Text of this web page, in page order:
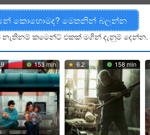
කොහොමද? මෙතනින් බලන්න
කමෙන්ට් එකක් මගින් දැනුම් දෙන්න.
153 min 6.2 158 min